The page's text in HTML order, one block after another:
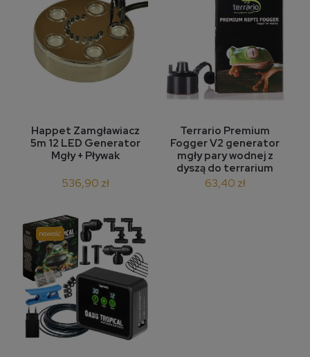
Happet Zamgławiacz
5m 12 LED Generator
Mgły + Pływak
536,90 zł
Terrario Premium
Fogger V2 generator
mgły pary wodnej z
dyszą do terrarium
63,40 zł
nowość